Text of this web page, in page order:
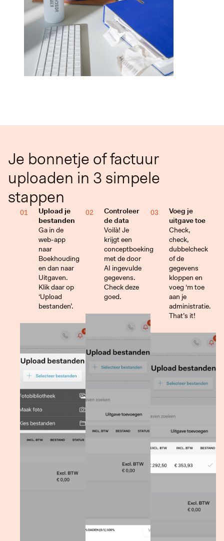
Je bonnetje of factuur
uploaden in 3 simpele
stappen
01
Upload je
bestanden
Ga in de
web-app
naar
Boekhouding
en dan naar
Uitgaven.
Klik daar op
‘Upload
bestanden’.
02
Controleer
de data
Voilà! Je
krijgt een
conceptboeking
met de door
AI ingevulde
gegevens.
Check deze
goed.
03
Voeg je
uitgave toe
Check,
check,
dubbelcheck
of de
gegevens
kloppen en
voeg ‘m toe
aan je
administratie.
That’s it!